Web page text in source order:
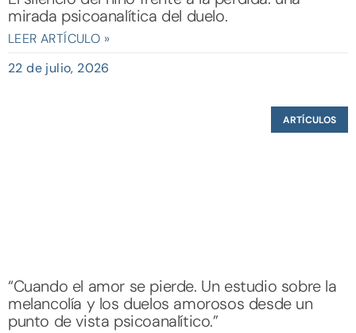
mirada psicoanalítica del duelo.
LEER ARTÍCULO »
22 de julio, 2026
ARTÍCULOS
“Cuando el amor se pierde. Un estudio sobre la
melancolía y los duelos amorosos desde un
punto de vista psicoanalítico.”